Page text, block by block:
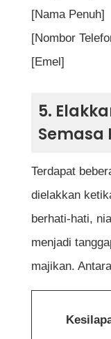
[Nama Penuh]
[Nombor
[Emel]
5.
Semasa
Terdapat
dielakkan
berhati-hati,
menjadi
majikan.